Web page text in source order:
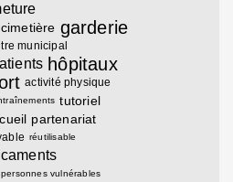
cimetière garderie
municipal
hôpitaux
activité physique
tutoriel
partenariat
réutilisable
personnes vulnérables